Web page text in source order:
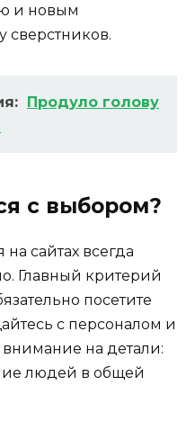
и новым
сверстников.
Продуло голову
с выбором?
сайтах всегда
Главный критерий
посетите
с персоналом и
на детали:
людей в общей